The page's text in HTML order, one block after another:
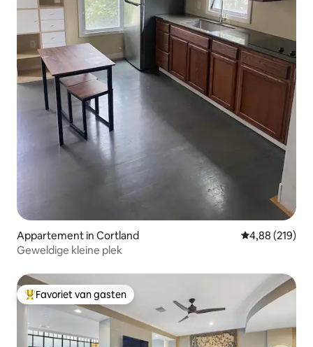
Appartement in Cortland Gemiddelde
4,88 (219)
Geweldige kleine plek
Topfavoriet van gasten
Favoriet van gasten